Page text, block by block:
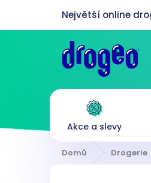
obsah
Akce a slevy
Domů Drogerie